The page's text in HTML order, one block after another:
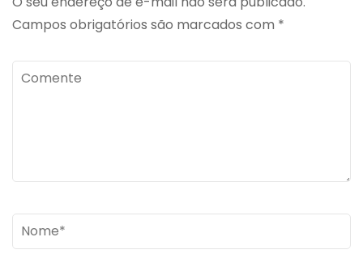
Campos obrigatórios são marcados com *
Comente
Name*